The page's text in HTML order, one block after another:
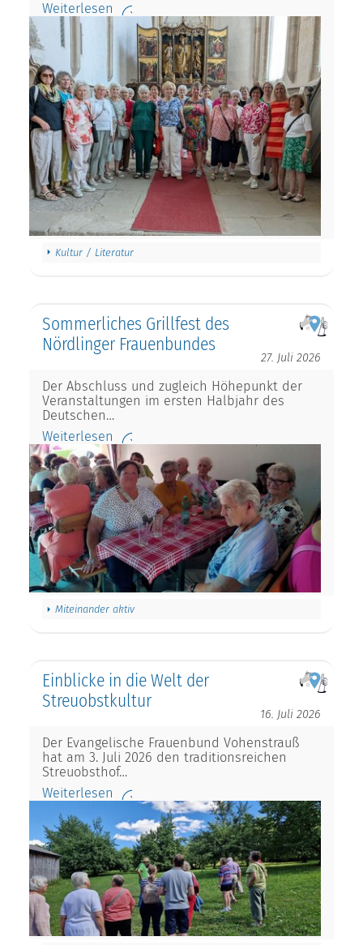
Weiterlesen
Kultur / Literatur
Sommerliches Grillfest des
Nördlinger Frauenbundes
27. Juli 2026
Der Abschluss und zugleich Höhepunkt der
Veranstaltungen im ersten Halbjahr des
Deutschen…
Weiterlesen
Miteinander aktiv
Einblicke in die Welt der
Streuobstkultur
16. Juli 2026
Der Evangelische Frauenbund Vohenstrauß
hat am 3. Juli 2026 den traditionsreichen
Streuobsthof…
Weiterlesen